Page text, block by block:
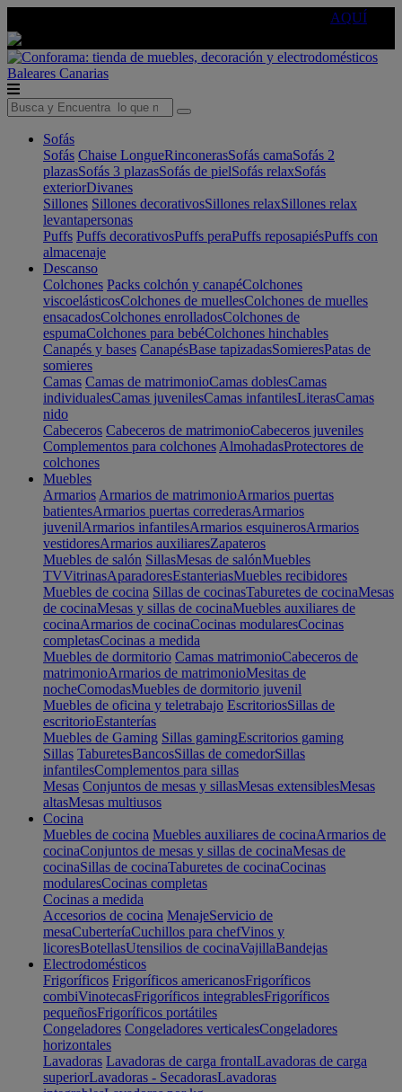
AQUÍ
Baleares Canarias
Sofás
Sofás Chaise LongueRinconerasSofás camaSofás 2
plazasSofás 3 plazasSofás de pielSofás relaxSofás
exteriorDivanes
Sillones Sillones decorativosSillones relaxSillones relax
levantapersonas
Puffs Puffs decorativosPuffs peraPuffs reposapiésPuffs con
almacenaje
Descanso
Colchones Packs colchón y canapéColchones
viscoelásticosColchones de muellesColchones de muelles
ensacadosColchones enrolladosColchones de
espumaColchones para bebéColchones hinchables
Canapés y bases CanapésBase tapizadasSomieresPatas de
somieres
Camas Camas de matrimonioCamas doblesCamas
individualesCamas juvenilesCamas infantilesLiterasCamas
nido
Cabeceros Cabeceros de matrimonioCabeceros juveniles
Complementos para colchones AlmohadasProtectores de
colchones
Muebles
Armarios Armarios de matrimonioArmarios puertas
batientesArmarios puertas correderasArmarios
juvenilArmarios infantilesArmarios esquinerosArmarios
vestidoresArmarios auxiliaresZapateros
Muebles de salón SillasMesas de salónMuebles
TVVitrinasAparadoresEstanteriasMuebles recibidores
Muebles de cocina Sillas de cocinasTaburetes de cocinaMesas
de cocinaMesas y sillas de cocinaMuebles auxiliares de
cocinaArmarios de cocinaCocinas modularesCocinas
completasCocinas a medida
Muebles de dormitorio Camas matrimonioCabeceros de
matrimonioArmarios de matrimonioMesitas de
nocheComodasMuebles de dormitorio juvenil
Muebles de oficina y teletrabajo EscritoriosSillas de
escritorioEstanterías
Muebles de Gaming Sillas gamingEscritorios gaming
Sillas TaburetesBancosSillas de comedorSillas
infantilesComplementos para sillas
Mesas Conjuntos de mesas y sillasMesas extensiblesMesas
altasMesas multiusos
Cocina
Muebles de cocina Muebles auxiliares de cocinaArmarios de
cocinaConjuntos de mesas y sillas de cocinaMesas de
cocinaSillas de cocinaTaburetes de cocinaCocinas
modularesCocinas completas
Cocinas a medida
Accesorios de cocina MenajeServicio de
mesaCuberteríaCuchillos para chefVinos y
licoresBotellasUtensilios de cocinaVajillaBandejas
Electrodomésticos
Frigoríficos Frigoríficos americanosFrigoríficos
combiVinotecasFrigoríficos integrablesFrigoríficos
pequeñosFrigoríficos portátiles
Congeladores Congeladores verticalesCongeladores
horizontales
Lavadoras Lavadoras de carga frontalLavadoras de carga
superiorLavadoras - SecadorasLavadoras